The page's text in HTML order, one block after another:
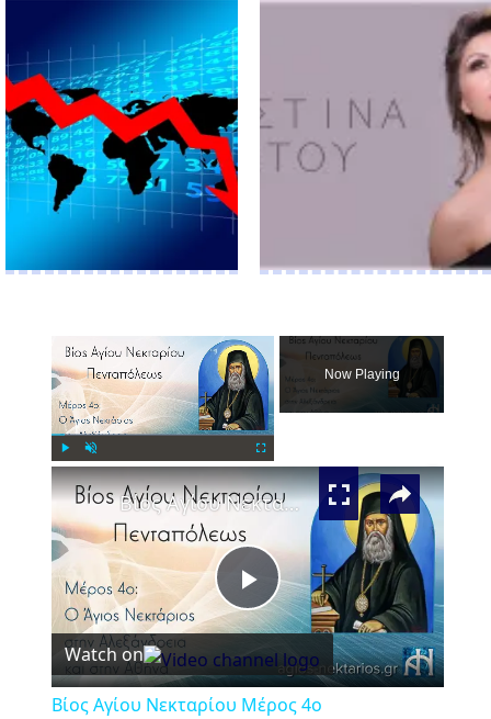
Now Playing
×
Play
Video
Βίος Αγίου Νεκταρίου Μέρος 4ο
Watch on
Βίος Αγίου Νεκταρίου Μέρος 4ο